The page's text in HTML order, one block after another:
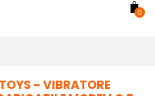
0
- VIBRATORE